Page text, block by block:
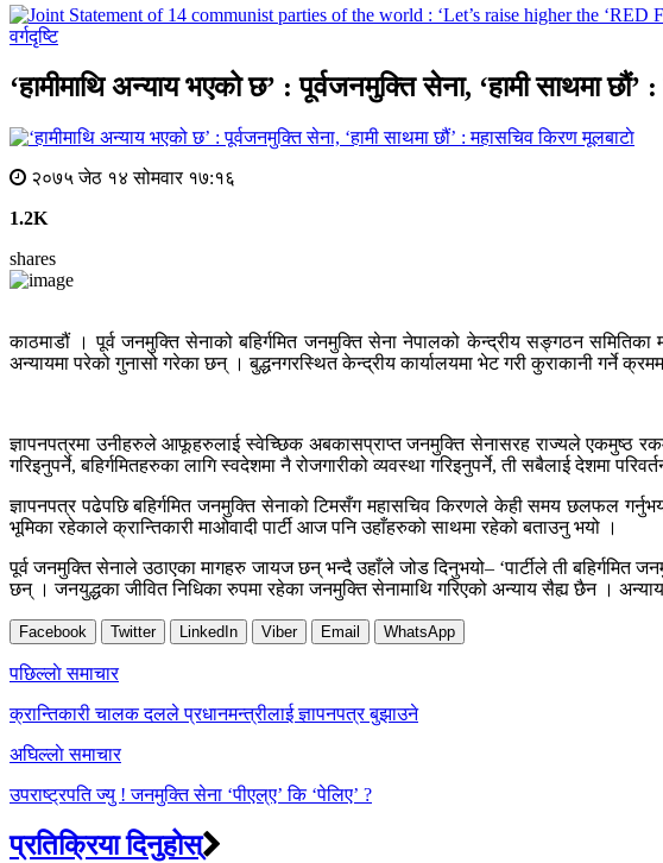
वर्गदृष्टि
‘हामीमाथि अन्याय भएको छ’ : पूर्वजनमुक्ति सेना, ‘हामी साथमा
मूलबाटाे
२०७५ जेठ १४ सोमवार १७:१६
1.2K
shares
काठमाडौं । पूर्व जनमुक्ति सेनाको बहिर्गमित जनमुक्ति सेना नेपालको केन्द्रीय सङ्गठन समितिका
अन्यायमा परेको गुनासो गरेका छन् । बुद्धनगरस्थित केन्द्रीय कार्यालयमा भेट गरी कुराकानी गर्ने
ज्ञापनपत्रमा उनीहरुले आफूहरुलाई स्वेच्छिक अबकासप्राप्त जनमुक्ति सेनासरह राज्यले एकमुष्ठ
गरिइनुपर्ने, बहिर्गमितहरुका लागि स्वदेशमा नै रोजगारीको व्यवस्था गरिइनुपर्ने, ती सबैलाई देशमा
ज्ञापनपत्र पढेपछि बहिर्गमित जनमुक्ति सेनाको टिमसँग महासचिव किरणले केही समय छलफल
भूमिका रहेकाले क्रान्तिकारी माओवादी पार्टी आज पनि उहाँहरुको साथमा रहेको बताउनु भयो ।
पूर्व जनमुक्ति सेनाले उठाएका मागहरु जायज छन् भन्दै उहाँले जोड दिनुभयो– ‘पार्टीले ती बहिर्गमित
छन् । जनयुद्धका जीवित निधिका रुपमा रहेका जनमुक्ति सेनामाथि गरिएको अन्याय सैह्य छैन ।
Facebook Twitter LinkedIn Viber Email WhatsApp
Post
navigation
पछिल्लाे समाचार
क्रान्तिकारी चालक दलले प्रधानमन्त्रीलाई ज्ञापनपत्र बुझाउने
अघिल्लाे समाचार
उपराष्ट्रपति ज्यु ! जनमुक्ति सेना ‘पीएल्ए’ कि ‘पेलिए’ ?
प्रतिक्रिया दिनुहोस्